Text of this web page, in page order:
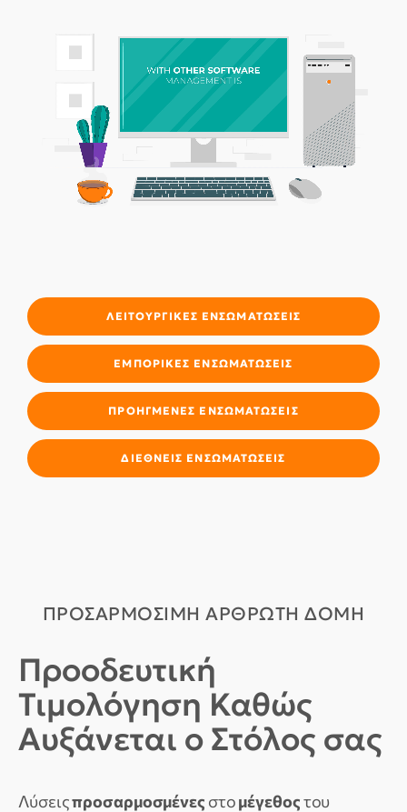
ΛΕΙΤΟΥΡΓΙΚΈΣ ΕΝΣΩΜΑΤΏΣΕΙΣ
ΕΜΠΟΡΙΚΈΣ ΕΝΣΩΜΑΤΏΣΕΙΣ
ΠΡΟΗΓΜΈΝΕΣ ΕΝΣΩΜΑΤΏΣΕΙΣ
ΔΙΕΘΝΕΙΣ ΕΝΣΩΜΑΤΏΣΕΙΣ
ΠΡΟΣΑΡΜΌΣΙΜΗ ΑΡΘΡΩΤΉ ΔΟΜΉ
Προοδευτική
Τιμολόγηση Καθώς
Αυξάνεται ο Στόλος σας
Λύσειςπροσαρμοσμένες στομέγεθοςτου